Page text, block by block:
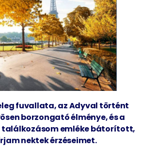
fuvallata, az Adyval történt
borzongató élménye, és a
találkozásom emléke bátorított,
nektek érzéseimet.